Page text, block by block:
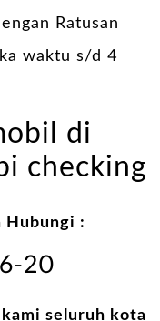
Ratusan
waktu s/d 4
di
checking
Hubungi :
20
kami seluruh kota